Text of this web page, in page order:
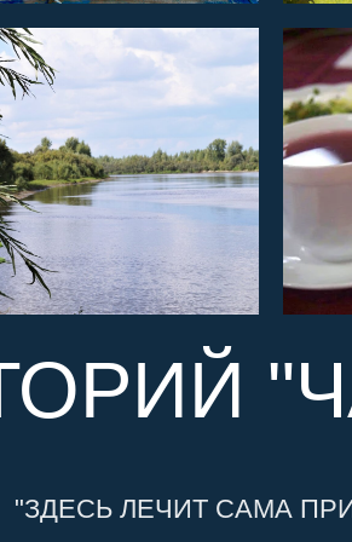
"
"ЗДЕСЬ ЛЕЧИТ САМА